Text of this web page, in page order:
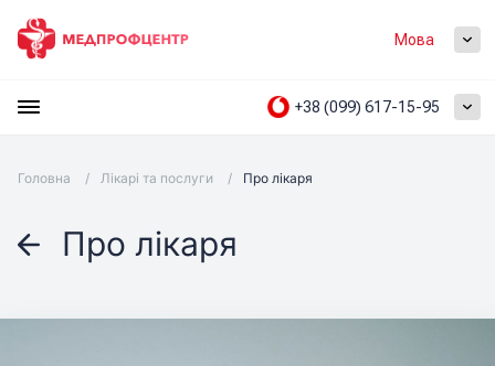
Мова
+38 (099) 617-15-95
Головна / Лікарі та послуги / Про лікаря
Про лікаря